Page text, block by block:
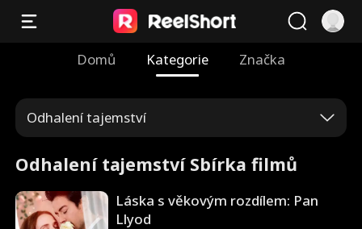
Domů Kategorie Značka
Odhalení tajemství
Odhalení tajemství Sbírka filmů
Láska s věkovým rozdílem: Pan
Llyod